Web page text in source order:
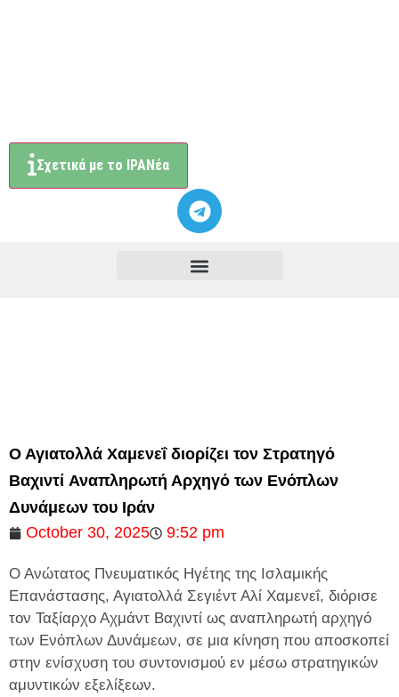
Σχετικά με το ΙΡΑΝέα
Ο Αγιατολλά Χαμενεΐ διορίζει τον Στρατηγό
Βαχιντί Αναπληρωτή Αρχηγό των Ενόπλων
Δυνάμεων του Ιράν
October 30, 2025
9:52 pm
Ο Ανώτατος Πνευματικός Ηγέτης της Ισλαμικής
Επανάστασης, Αγιατολλά Σεγιέντ Αλί Χαμενεΐ, διόρισε
τον Ταξίαρχο Αχμάντ Βαχιντί ως αναπληρωτή αρχηγό
των Ενόπλων Δυνάμεων, σε μια κίνηση που αποσκοπεί
στην ενίσχυση του συντονισμού εν μέσω στρατηγικών
αμυντικών εξελίξεων.